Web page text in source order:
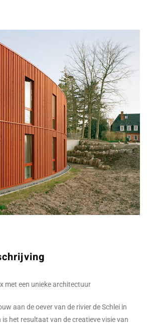
met een unieke architectuur
aan de oever van de rivier de Schlei in
is het resultaat van de creatieve visie van